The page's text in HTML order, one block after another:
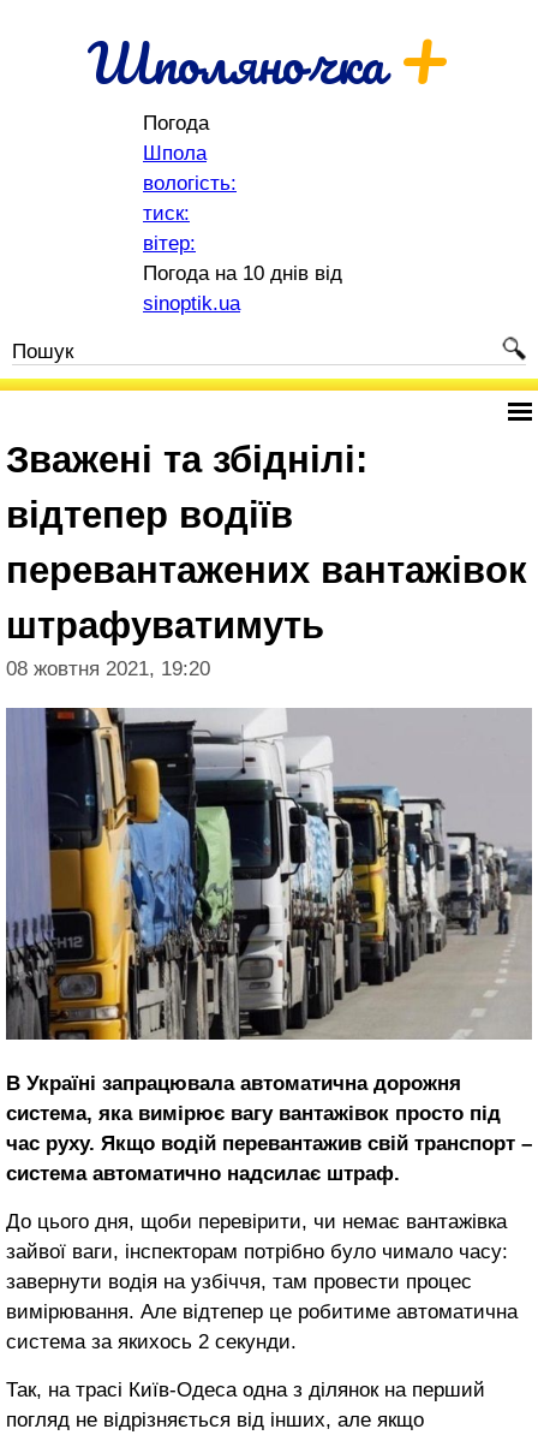
Шполяночка+
Погода
Шпола
вологість:
тиск:
вітер:
Погода на 10 днів від
sinoptik.ua
Зважені та збіднілі:
відтепер водіїв
перевантажених вантажівок
штрафуватимуть
08 жовтня 2021, 19:20
В Україні запрацювала автоматична дорожня
система, яка вимірює вагу вантажівок просто під
час руху. Якщо водій перевантажив свій транспорт –
система автоматично надсилає штраф.
До цього дня, щоби перевірити, чи немає вантажівка
зайвої ваги, інспекторам потрібно було чимало часу:
завернути водія на узбіччя, там провести процес
вимірювання. Але відтепер це робитиме автоматична
система за якихось 2 секунди.
Так, на трасі Київ-Одеса одна з ділянок на перший
погляд не відрізняється від інших, але якщо